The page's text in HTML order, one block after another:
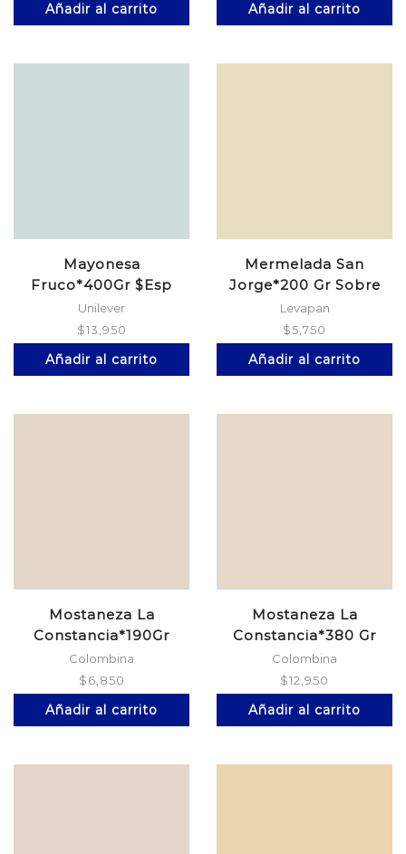
Añadir al carrito Añadir al carrito
Mayonesa
Fruco*400Gr $Esp
Doypack
Unilever
$13,950
Añadir al carrito
Mermelada San
Jorge*200 Gr Sobre
Pi?A
Levapan
$5,750
Añadir al carrito
Mostaneza La
Constancia*190Gr
Doypack
Colombina
$6,850
Añadir al carrito
Mostaneza La
Constancia*380 Gr
Doypack
Colombina
$12,950
Añadir al carrito